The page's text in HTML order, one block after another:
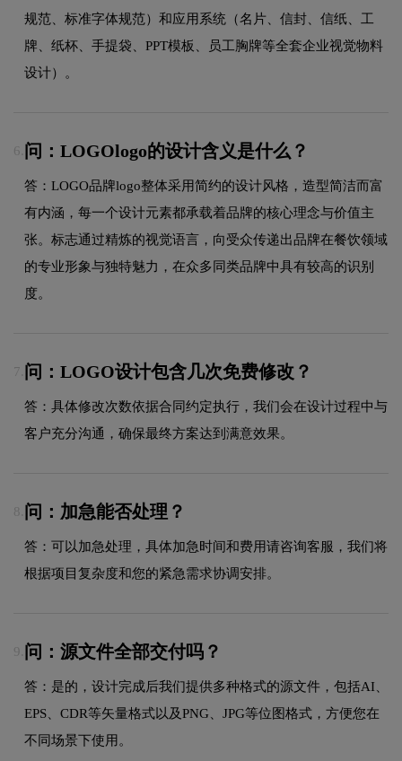
规范、标准字体规范）和应用系统（名片、信封、信纸、工
牌、纸杯、手提袋、PPT模板、员工胸牌等全套企业视觉物料
设计）。
6. 问：LOGOlogo的设计含义是什么？
答：LOGO品牌logo整体采用简约的设计风格，造型简洁而富
有内涵，每一个设计元素都承载着品牌的核心理念与价值主
张。标志通过精炼的视觉语言，向受众传递出品牌在餐饮领域
的专业形象与独特魅力，在众多同类品牌中具有较高的识别
度。
7. 问：LOGO设计包含几次免费修改？
答：具体修改次数依据合同约定执行，我们会在设计过程中与
客户充分沟通，确保最终方案达到满意效果。
8. 问：加急能否处理？
答：可以加急处理，具体加急时间和费用请咨询客服，我们将
根据项目复杂度和您的紧急需求协调安排。
9. 问：源文件全部交付吗？
答：是的，设计完成后我们提供多种格式的源文件，包括AI、
EPS、CDR等矢量格式以及PNG、JPG等位图格式，方便您在
不同场景下使用。